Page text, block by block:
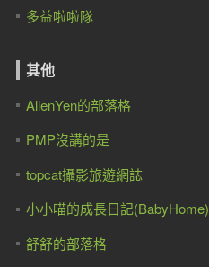
多益啦啦隊
其他
AllenYen的部落格
PMP沒講的是
topcat攝影旅遊網誌
小小喵的成長日記(BabyHome)
舒舒的部落格